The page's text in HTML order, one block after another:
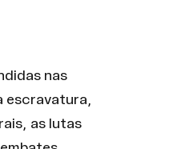
nas
escravatura,
as lutas